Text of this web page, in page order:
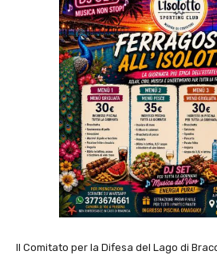
Il Comitato per la Difesa del Lago di